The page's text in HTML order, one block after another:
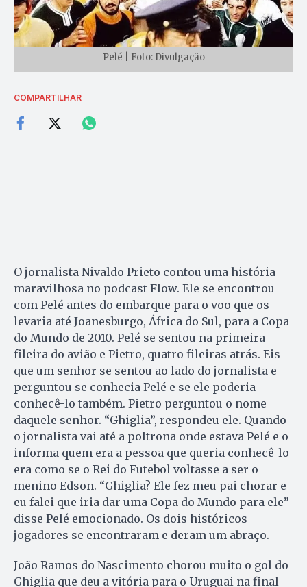
Pelé | Foto: Divulgação
COMPARTILHAR
O jornalista Nivaldo Prieto contou uma história
maravilhosa no podcast Flow. Ele se encontrou
com Pelé antes do embarque para o voo que os
levaria até Joanesburgo, África do Sul, para a Copa
do Mundo de 2010. Pelé se sentou na primeira
fileira do avião e Pietro, quatro fileiras atrás. Eis
que um senhor se sentou ao lado do jornalista e
perguntou se conhecia Pelé e se ele poderia
conhecê-lo também. Pietro perguntou o nome
daquele senhor. “Ghiglia”, respondeu ele. Quando
o jornalista vai até a poltrona onde estava Pelé e o
informa quem era a pessoa que queria conhecê-lo
era como se o Rei do Futebol voltasse a ser o
menino Edson. “Ghiglia? Ele fez meu pai chorar e
eu falei que iria dar uma Copa do Mundo para ele”
disse Pelé emocionado. Os dois históricos
jogadores se encontraram e deram um abraço.
João Ramos do Nascimento chorou muito o gol do
Ghiglia que deu a vitória para o Uruguai na final